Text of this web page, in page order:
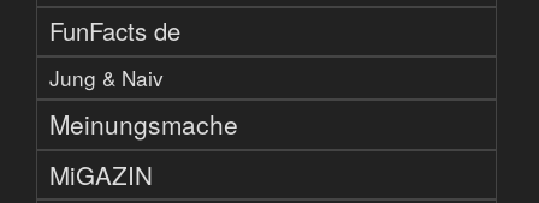
FunFacts de
Jung & Naiv
Meinungsmache
MiGAZIN